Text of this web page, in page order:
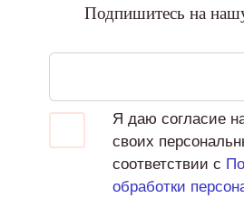
Подпишитесь на
Я даю согласие
своих
соответствии с
обработки